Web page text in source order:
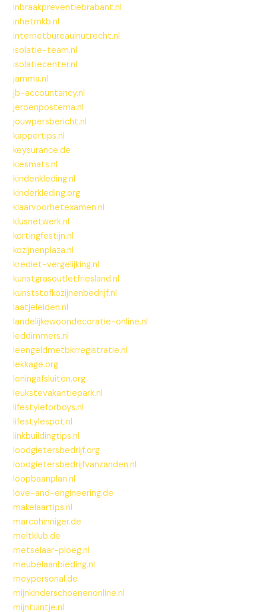
inbraakpreventiebrabant.nl
inhetmkb.nl
internetbureauinutrecht.nl
isolatie-team.nl
isolatiecenter.nl
jamma.nl
jb-accountancy.nl
jeroenpostema.nl
jouwpersbericht.nl
kappertips.nl
keysurance.de
kiesmats.nl
kindenkleding.nl
kinderkleding.org
klaarvoorhetexamen.nl
klusnetwerk.nl
kortingfestijn.nl
kozijnenplaza.nl
krediet-vergelijking.nl
kunstgrasoutletfriesland.nl
kunststofkozijnenbedrijf.nl
laatjeleiden.nl
landelijkewoondecoratie-online.nl
leddimmers.nl
leengeldmetbkrregistratie.nl
lekkage.org
leningafsluiten.org
leukstevakantiepark.nl
lifestyleforboys.nl
lifestylespot.nl
linkbuildingtips.nl
loodgietersbedrijf.org
loodgietersbedrijfvanzanden.nl
loopbaanplan.nl
love-and-engineering.de
makelaartips.nl
marcohinniger.de
meltklub.de
metselaar-ploeg.nl
meubelaanbieding.nl
meypersonal.de
mijnkinderschoenenonline.nl
mijntuintje.nl